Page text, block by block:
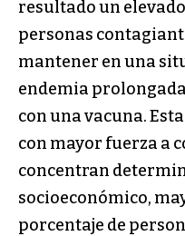
resultado un
personas
mantener en una
endemia
con una vacuna.
con mayor fuerza a
concentran
socioeconómico,
porcentaje de